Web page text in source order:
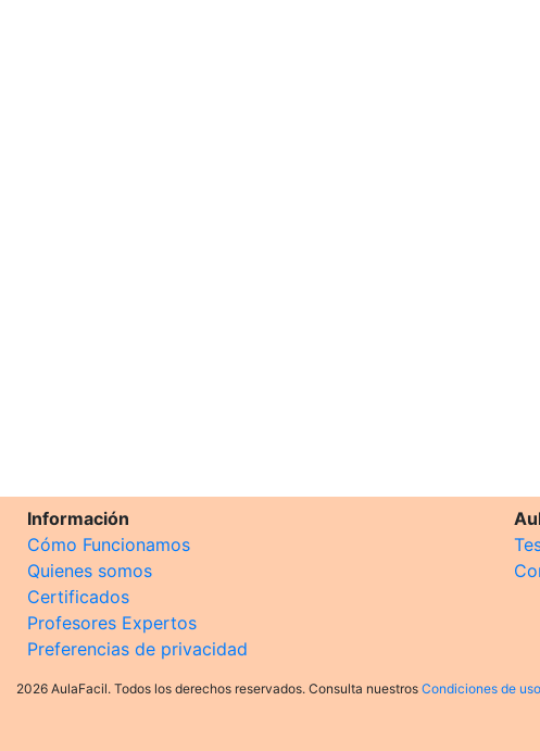
Información
Cómo Funcionamos
Quienes somos
Certificados
Profesores Expertos
Preferencias de privacidad
2026 AulaFacil. Todos los derechos reservados. Consulta nuestros Condiciones de uso